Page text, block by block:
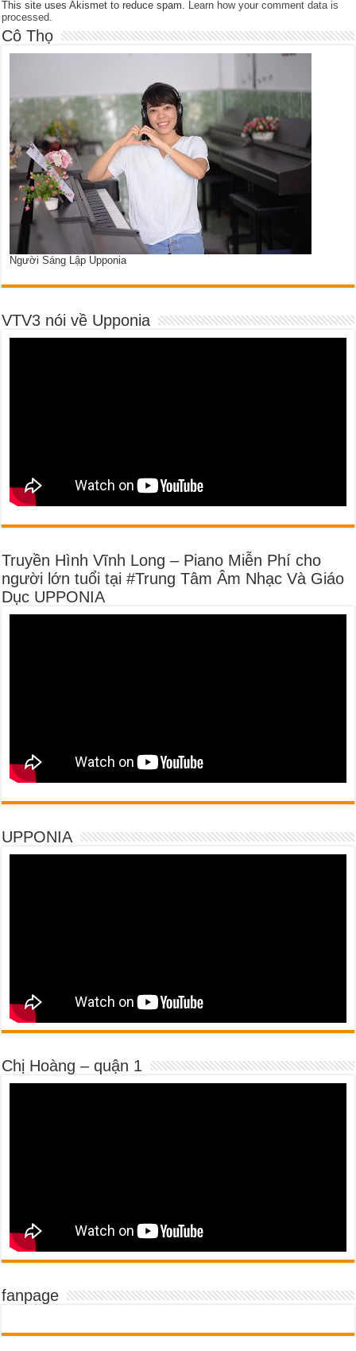
This site uses Akismet to reduce spam. Learn how your comment data is
processed.
Cô Thọ
Người Sáng Lập Upponia
VTV3 nói về Upponia
Truyền Hình Vĩnh Long – Piano Miễn Phí cho
người lớn tuổi tại #Trung Tâm Âm Nhạc Và Giáo
Dục UPPONIA
UPPONIA
Chị Hoàng – quận 1
fanpage